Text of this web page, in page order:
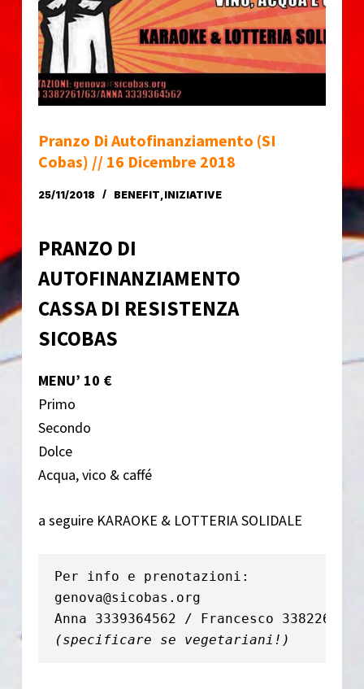
Pranzo Di Autofinanziamento (SI
Cobas) // 16 Dicembre 2018
25/11/2018 BENEFIT,INIZIATIVE
PRANZO DI
AUTOFINANZIAMENTO
CASSA DI RESISTENZA
SICOBAS
MENU’ 10 €
Primo
Secondo
Dolce
Acqua, vico & caffé
a seguire KARAOKE & LOTTERIA SOLIDALE
Per info e prenotazioni:
genova@sicobas.org
(specificare se vegetariani!)